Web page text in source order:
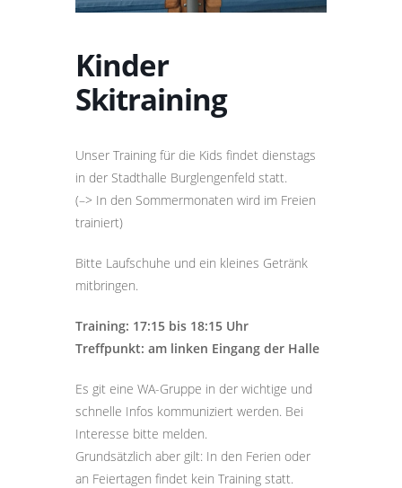
Kinder
Skitraining
Unser Training für die Kids findet dienstags
in der Stadthalle Burglengenfeld statt.
(–> In den Sommermonaten wird im Freien
trainiert)
Bitte Laufschuhe und ein kleines Getränk
mitbringen.
Training: 17:15 bis 18:15 Uhr
Treffpunkt: am linken Eingang der Halle
Es git eine WA-Gruppe in der wichtige und
schnelle Infos kommuniziert werden. Bei
Interesse bitte melden.
Grundsätzlich aber gilt: In den Ferien oder
an Feiertagen findet kein Training statt.